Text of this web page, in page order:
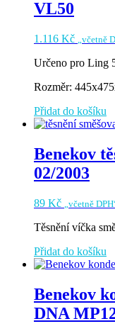
VL50
1.116 Kč „včetně
Určeno pro Ling
Rozměr:
Přidat do košíku
Benekov
02/2003
89 Kč „včetně
Těsnění víčka
Přidat do košíku
Benekov
DNA